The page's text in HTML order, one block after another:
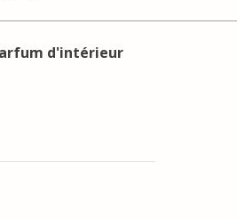
d'intérieur